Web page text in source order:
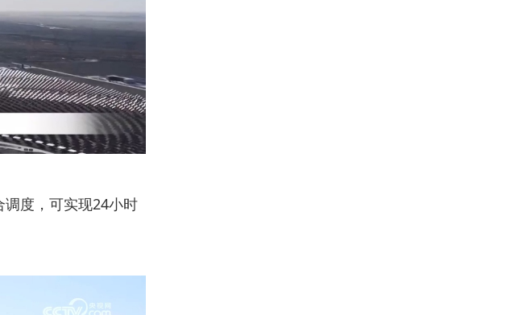
度，可实现24小时